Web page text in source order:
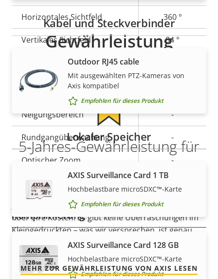
Horizontales Sichtfeld 360 °
Vertikales Sichtfeld 84 °
Schwenken/Neigen/Zoomen
Eigentumsbeschreibung
Schwenkbereich
Neigungsbereich -
Rundgangüberwachung -
Optischer Zoom -
Digitaler Zoom
Komprimierung
Eigentumsbeschreibung Eigentumswert
Zipstream Ja
H.264 High, Main
Kabel und Steckverbinder
Outdoor RJ45 cable
Mit ausgewählten PTZ-Kameras von
Axis kompatibel
Empfohlen für dieses Produkt
Lokaler Speicher
AXIS Surveillance Card 1 TB
Hochbelastbare microSDXC™-Karte
Empfohlen für dieses Produkt
AXIS Surveillance Card 128 GB
Hochbelastbare microSDXC™-Karte
Empfohlen für dieses Produkt
Gewährleistung
5-Jahres-Gewährleistung für
ein sicheres Gefühl
Unsere neue 5-jährige Gewährleistung bietet
jahrelangen störungsfreien Betrieb und Kontrolle
über Ihre Kosten. Es gibt keine Überraschungen im
Kleingedruckten – was wir versprechen, ist genau
das, was Sie bekommen.
MEHR ZUR GEWÄHRLEISTUNG VON AXIS LESEN